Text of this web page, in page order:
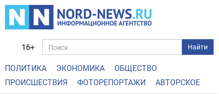
16+ Найти
ПОЛИТИКА ЭКОНОМИКА
ОБЩЕСТВО
ПРОИСШЕСТВИЯ
ФОТОРЕПОРТАЖИ АВТОРСКОЕ